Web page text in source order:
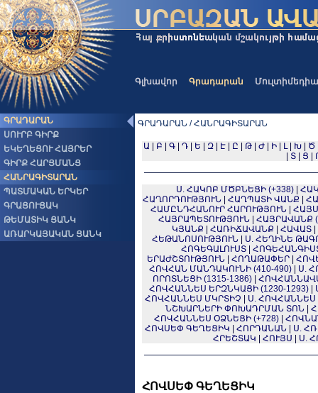
Գլխավոր Գրադարան Մուլտիմեդիա
ԳՐԱԴԱՐԱՆ
ՍՈՒՐԲ ԳԻՐՔ
ԵԿԵՂԵՑՈՒ ՀԱՅՐԵՐ
ԳԻՐՔ ՀԱՐՑՄԱՆՑ
ՀԱՆՐԱԳԻՏԱՐԱՆ
ՊԱՏՄԱԿԱՆ ԵՐԿԵՐ
ԳՐԱՑՈՒՑԱԿ
ԹԵՄԱՏԻԿ ՑԱՆԿ
ԱՌԱՐԿԱՅԱԿԱՆ ՑԱՆԿ
ԳՐԱԴԱՐԱՆ / ՀԱՆՐԱԳԻՏԱՐԱՆ
Ա Բ Գ| Դ| Ե Զ| Է| Ը Թ| Ժ| Ի| Լ| Խ| Ծ
Տ Ց
Ս. ՀԱԿՈԲ ՄԾԲՆԵՑԻ (+338)
ՀԱՂՈՐԴՈՒԹՅՈՒՆ
ՀԱՂՊԱՏԻ ՎԱՆՔ
ՀԱՄԸՆԴՀԱՆՈՒՐ ՀԱՐՈՒԹՅՈՒՆ
ՀԱՅՐԱՊԵՏՈՒԹՅՈՒՆ
ՀԱՅՐԱՎԱՆՔ
ԿՅԱՆՔ
ՀԱՌԻՃԱՎԱՆՔ ՀԱՎԱՏ
ՀԵԹԱՆՈՍՈՒԹՅՈՒՆ
Ս. ՀԵՂԻՆԵ
ՀՈԳԵԳԱԼՈՒՍՏ
ԵՐԱԺՇՏՈՒԹՅՈՒՆ
ՀՈՂԱԹԱՓԵՐ|
ՀՈՎՀԱՆ ՄԱՆԴԱԿՈՒՆԻ (410-490)
Ս.
ՈՐՈՏՆԵՑԻ (1315-1386)
ՀՈՎՀԱՆՆԵՍ ԵՐԶՆԿԱՑԻ (1230-1293)
ՀՈՎՀԱՆՆԵՍ ՄԿՐՏԻՉ
Ս.
ՆՇԽԱՐՆԵՐԻ ՓՈԽԱԴՐՄԱՆ ՏՈՆ
ՀՈՎՀԱՆՆԵՍ ՕՁՆԵՑԻ (+728)|
ՀՈՎՍԵՓ ԳԵՂԵՑԻԿ
ՀՈՐԴԱՆԱՆ
Ս.
ՀՐԵՇՏԱԿ
ՀՈՒՅՍ Ս.
ՀՈՎՍԵՓ ԳԵՂԵՑԻԿ